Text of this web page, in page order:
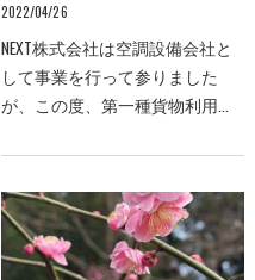
2022/04/26
NEXT株式会社は空調設備会社と
して事業を行って参りました
が、この度、第一種貨物利用運
から長距離まで、日本全国への
車両手配を致します。詳細は事
業開始後に専用ページに…